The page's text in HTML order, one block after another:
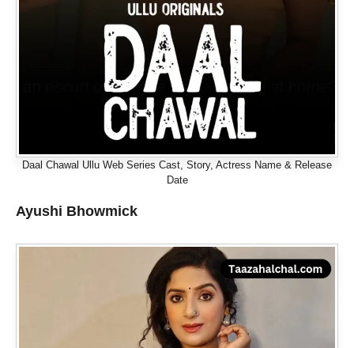
Daal Chawal Ullu Web Series Cast, Story, Actress Name & Release
Date
Ayushi Bhowmick